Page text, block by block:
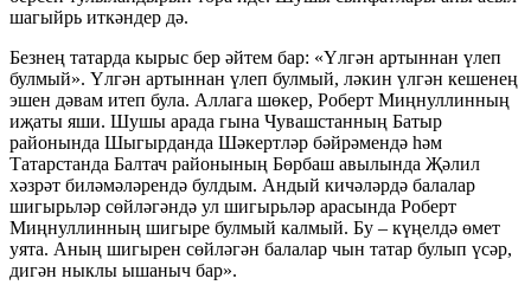
шагыйрь иткәндер дә.
Безнең татарда кырыс бер әйтем бар: «Үлгән артыннан үлеп
булмый». Үлгән артыннан үлеп булмый, ләкин үлгән кешенең
эшен дәвам итеп була. Аллага шөкер, Роберт Миңнуллинның
иҗаты яши. Шушы арада гына Чувашстанның Батыр
районында Шыгырданда Шәкертләр бәйрәмендә һәм
Татарстанда Балтач районының Бөрбаш авылында Җәлил
хәзрәт биләмәләрендә булдым. Андый кичәләрдә балалар
шигырьләр сөйләгәндә ул шигырьләр арасында Роберт
Миңнуллинның шигыре булмый калмый. Бу – күңелдә өмет
уята. Аның шигырен сөйләгән балалар чын татар булып үсәр,
дигән ныклы ышаныч бар».